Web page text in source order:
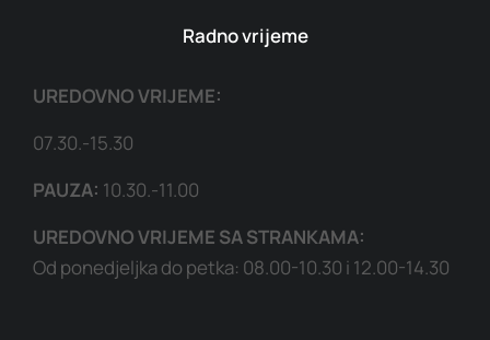
Radno vrijeme
UREDOVNO VRIJEME:
07.30.-15.30
PAUZA: 10.30.-11.00
UREDOVNO VRIJEME SA STRANKAMA:
Od ponedjeljka do petka: 08.00-10.30 i 12.00-14.30